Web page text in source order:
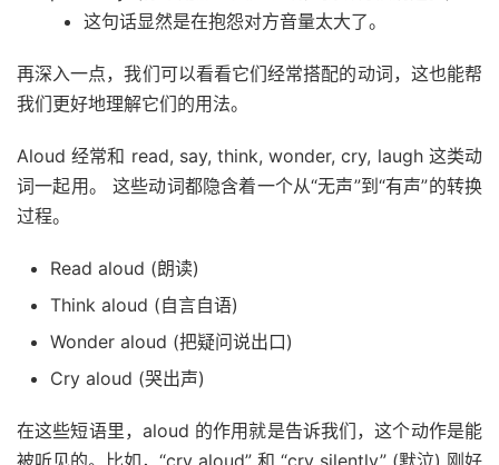
这句话显然是在抱怨对方音量太大了。
再深入一点，我们可以看看它们经常搭配的动词，这也能帮
我们更好地理解它们的用法。
Aloud 经常和 read, say, think, wonder, cry, laugh 这类动
词一起用。 这些动词都隐含着一个从“无声”到“有声”的转换
过程。
Read aloud (朗读)
Think aloud (自言自语)
Wonder aloud (把疑问说出口)
Cry aloud (哭出声)
在这些短语里，aloud 的作用就是告诉我们，这个动作是能
被听见的。比如，“cry aloud” 和 “cry silently” (默泣) 刚好